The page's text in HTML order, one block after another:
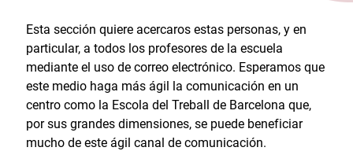
Esta sección quiere acercaros estas personas, y en
particular, a todos los profesores de la escuela
mediante el uso de correo electrónico. Esperamos que
este medio haga más ágil la comunicación en un
centro como la Escola del Treball de Barcelona que,
por sus grandes dimensiones, se puede beneficiar
mucho de este ágil canal de comunicación.